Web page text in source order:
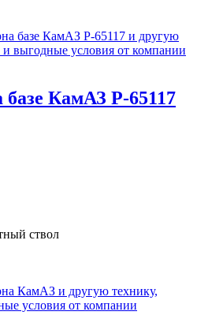
базе КамАЗ Р-65117
ствол